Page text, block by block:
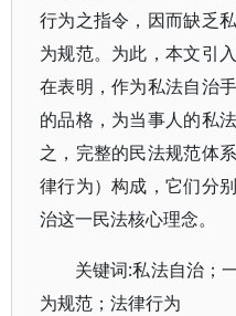
行为之指令，因而缺乏
为规范。为此，本文引
在表明，作为私法自治
的品格，为当事人的私
之，完整的民法规范体
律行为）构成，它们分
治这一民法核心理念。
关键词:私法自治；
为规范；法律行为